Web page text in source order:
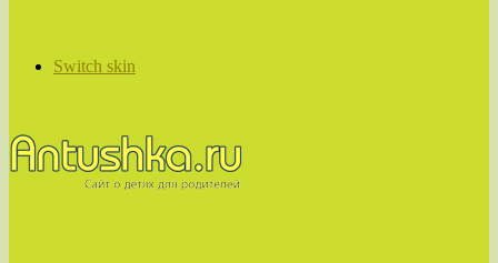
Switch skin